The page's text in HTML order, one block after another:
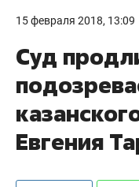
15 февраля 2018, 13:09
Суд
Евгения